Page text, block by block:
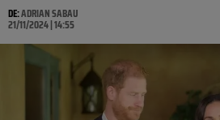
DE:ADRIAN SABAU
21/11/2024 | 14:55